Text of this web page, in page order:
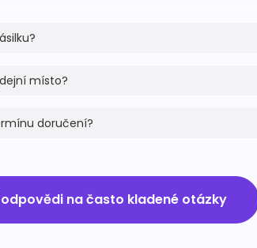
místo?
doručení?
na často kladené otázky